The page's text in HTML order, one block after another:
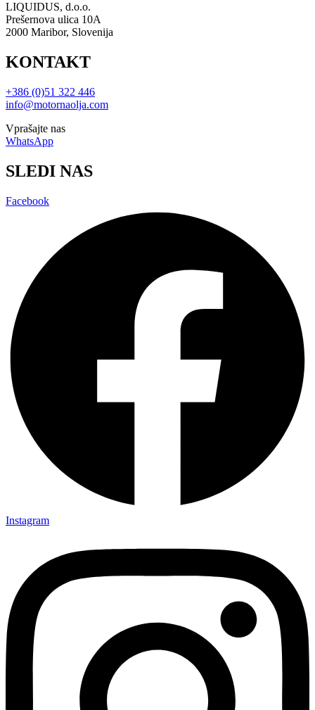
LIQUIDUS, d.o.o.
Prešernova ulica 10A
2000 Maribor, Slovenija
KONTAKT
+386 (0)51 322 446
info@motornaolja.com
Vprašajte nas
WhatsApp
SLEDI NAS
Facebook
Instagram